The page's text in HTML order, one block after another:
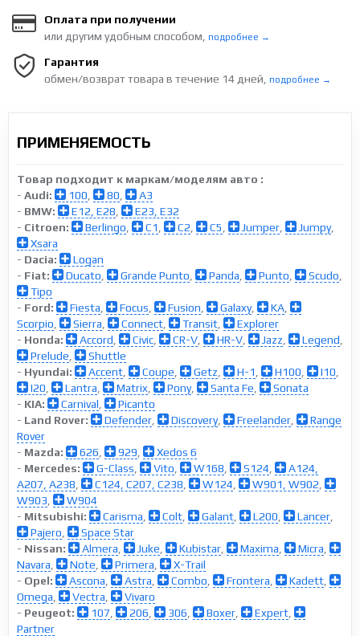
Оплата при получении
или другим удобным способом,
подробнее →
Гарантия
обмен/возврат товара в течение 14 дней,
подробнее →
ПРИМЕНЯЕМОСТЬ
Товар подходит к маркам/моделям авто :
- Audi: 100 80
A3
- BMW: E12, E28
E23, E32
- Citroen: Berlingo C1 C2 C5 Jumper Jumpy,
Xsara
- Dacia:
Logan
- Fiat: Ducato Grande Punto Panda Punto Scudo
Tipo
- Ford: Fiesta Focus Fusion Galaxy, KA
Scorpio
Sierra Connect Transit
Explorer
- Honda: Accord Civic CR-V HR-V Jazz Legend
Prelude
Shuttle
- Hyundai: Accent Coupe Getz H-1 H100 I10
I20
Lantra Matrix Pony, Santa Fe
Sonata
- KIA: Carnival
Picanto
- Land Rover: Defender Discovery, Freelander
Range
Rover
- Mazda: 626 929
Xedos 6
- Mercedes: G-Class Vito W168 S124
A124,
A207, A238
C124, C207, C238 W124 W901, W902
W903
W904
- Mitsubishi: Carisma Colt Galant L200 Lancer
Pajero
Space Star
- Nissan: Almera Juke Kubistar Maxima Micra
Navara
Note Primera
X-Trail
- Opel: Ascona Astra Combo Frontera Kadett
Omega
Vectra
Vivaro
- Peugeot: 107 206 306 Boxer Expert
Partner